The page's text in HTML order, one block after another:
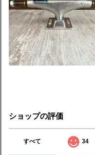
ショップの評価
すべて 34